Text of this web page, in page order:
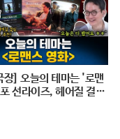
장] 오늘의 테마는 '로맨
선라이즈, 헤어질 결심,